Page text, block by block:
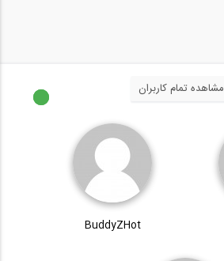
مشاهده تمام کاربران
BuddyZHot